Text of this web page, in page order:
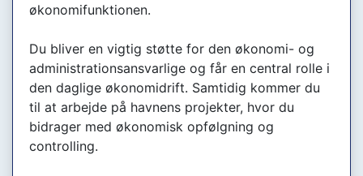
økonomifunktionen.
Du bliver en vigtig støtte for den økonomi- og
administrationsansvarlige og får en central rolle i
den daglige økonomidrift. Samtidig kommer du
til at arbejde på havnens projekter, hvor du
bidrager med økonomisk opfølgning og
controlling.